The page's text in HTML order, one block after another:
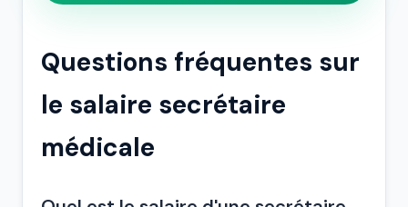
Questions fréquentes sur
le salaire secrétaire
médicale